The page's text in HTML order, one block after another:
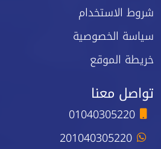
شروط الاستخدام
سياسة الخصوصية
خريطة الموقع
تواصل معنا
01040305220
201040305220